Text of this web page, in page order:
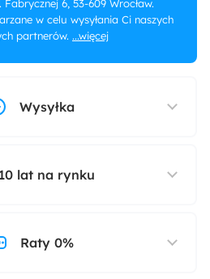
6, 53-609 Wrocław.
w celu wysyłania Ci naszych
partnerów. ...więcej
Wysyłka
10 lat na rynku
Raty 0%